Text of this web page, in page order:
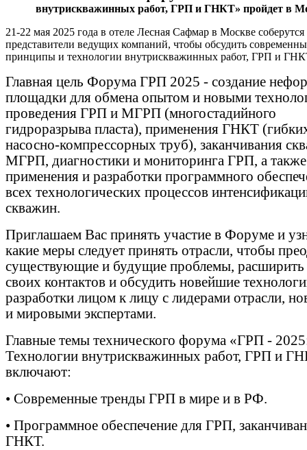
внутрискважинных работ, ГРП и ГНКТ» пройдет в
21-22 мая 2025 года в отеле Лесная Сафмар в Москве соберутся
представители ведущих компаний, чтобы обсудить
принципы и технологии внутрискважинных работ, ГРП и
Главная цель Форума ГРП 2025 - создание
площадки для обмена опытом и новыми
проведения ГРП и МГРП (многостадийного
гидроразрыва пласта), применения ГНКТ
насосно-компрессорных труб), заканчивания
МГРП, диагностики и мониторинга ГРП, а также
применения и разработки программного
всех технологических процессов
скважин.
Приглашаем Вас принять участие в Форуме и
какие меры следует принять отрасли, чтобы
существующие и будущие проблемы, расширить
своих контактов и обсудить новейшие
разработки лицом к лицу с лидерами отрасли,
и мировыми экспертами.
Главные темы технического форума «ГРП -
Технологии внутрискважинных работ, ГРП и
включают:
• Современные тренды ГРП в мире и в РФ.
• Программное обеспечение для ГРП,
ГНКТ.